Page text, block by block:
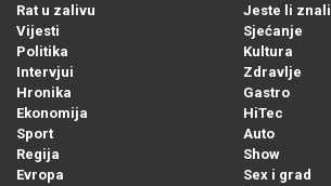
Rat u zalivu
Vijesti
Politika
Intervjui
Hronika
Ekonomija
Sport
Regija
Evropa
Jeste li znali
Sjećanje
Kultura
Zdravlje
Gastro
HiTec
Auto
Show
Sex i grad